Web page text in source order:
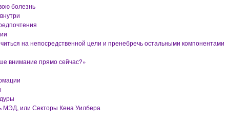
болезнь
на непосредственной цели и пренебречь остальными компонентами
внимание прямо сейчас?»
МЭД, или Секторы Кена Уилбера